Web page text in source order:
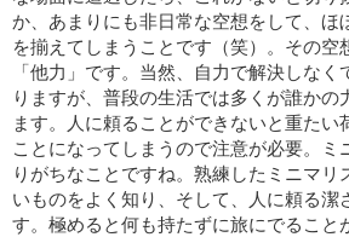
か、あまりにも非日常な空想をして、ほ
を揃えてしまうことです（笑）。その空
「他力」です。当然、自力で解決しな
りますが、普段の生活では多くが誰かの
ます。人に頼ることができないと重たい
ことになってしまうので注意が必要。ミ
りがちなことですね。熟練したミニマリ
いものをよく知り、そして、人に頼る潔
す。極めると何も持たずに旅にでること